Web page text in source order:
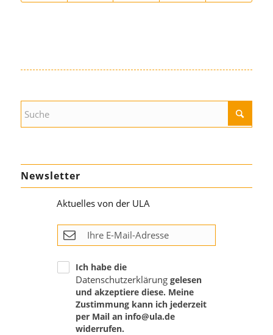
Newsletter
Aktuelles von der ULA
Ich habe die
Datenschutzerklärung gelesen
und akzeptiere diese. Meine
Zustimmung kann ich jederzeit
per Mail an info@ula.de
widerrufen.